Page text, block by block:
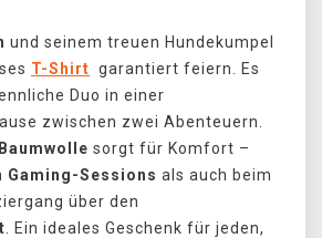
und seinem treuen Hundekumpel
T-Shirt garantiert feiern. Es
Duo in einer
zwischen zwei Abenteuern.
sorgt für Komfort –
Gaming-Sessions als auch beim
über den
. Ein ideales Geschenk für jeden,